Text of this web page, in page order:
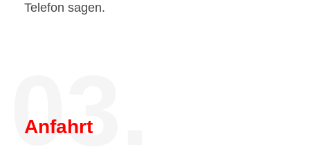
Telefon sagen.
03.
Anfahrt